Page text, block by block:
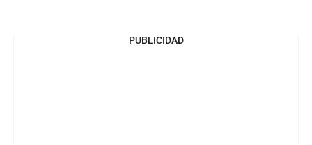
PUBLICIDAD